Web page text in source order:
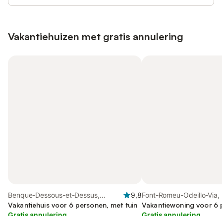
Vakantiehuizen met gratis annulering
Benque-Dessous-et-Dessus,
Franse Pyreneeën
9,8
Vakantiehuis voor 6 personen, met tuin
Font-Romeu-Odeillo-Via,
Pyreneeën
Vakantiewoning voor 6